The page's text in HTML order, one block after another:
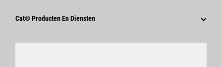
Waarom Caterpillar?
Cat® Producten En Diensten